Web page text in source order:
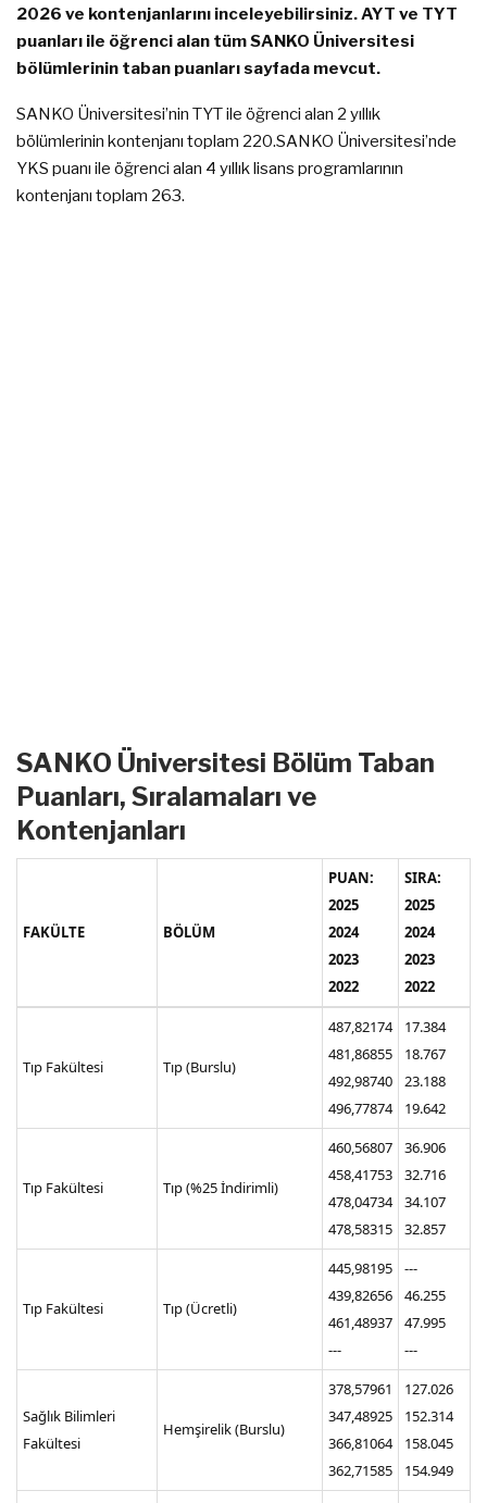
2026 ve kontenjanlarını inceleyebilirsiniz. AYT ve TYT
puanları ile öğrenci alan tüm SANKO Üniversitesi
bölümlerinin taban puanları sayfada mevcut.
SANKO Üniversitesi’nin TYT ile öğrenci alan 2 yıllık
bölümlerinin kontenjanı toplam 220.SANKO Üniversitesi’nde
YKS puanı ile öğrenci alan 4 yıllık lisans programlarının
kontenjanı toplam 263.
SANKO Üniversitesi Bölüm Taban
Puanları, Sıralamaları ve
Kontenjanları
FAKÜLTE BÖLÜM
PUAN:
2025
2024
2023
2022
SIRA:
2025
2024
2023
2022
Tıp Fakültesi Tıp (Burslu)
487,82174
481,86855
492,98740
496,77874
17.384
18.767
23.188
19.642
Tıp Fakültesi Tıp (%25 İndirimli)
460,56807
458,41753
478,04734
478,58315
36.906
32.716
34.107
32.857
Tıp Fakültesi Tıp (Ücretli)
445,98195
439,82656
461,48937
---
---
46.255
47.995
---
Sağlık Bilimleri
Fakültesi
Hemşirelik (Burslu)
378,57961
347,48925
366,81064
362,71585
127.026
152.314
158.045
154.949